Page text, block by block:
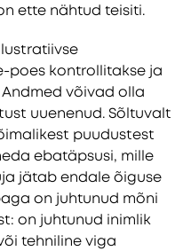
ette nähtud teisiti.
poes kontrollitakse ja
võivad olla
uuenenud. Sõltuvalt
puudustest
ebatäpsusi, mille
jätab endale õiguse
on juhtunud mõni
on juhtunud inimlik
tehniline viga